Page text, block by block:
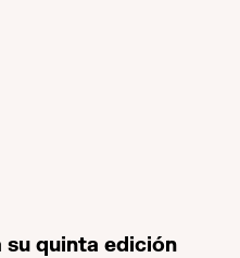
su quinta edición